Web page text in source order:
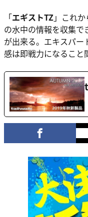
「エギストTZ」これ
の水中の情報を収集で
が出来る。エキスパー
感は即戦力になること